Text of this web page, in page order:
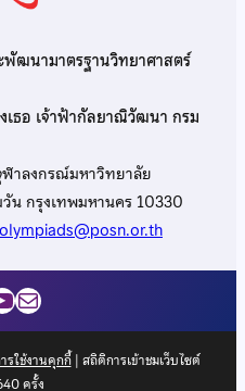
พัฒนามาตรฐานวิทยาศาสตร์
เธอ เจ้าฟ้ากัลยาณิวัฒนา กรม
าลงกรณ์มหาวิทยาลัย
น กรุงเทพมหานคร 10330
Mail
รใช้งานคุกกี้| สถิติการเข้าชมเว็บไซต์
ครั้ง